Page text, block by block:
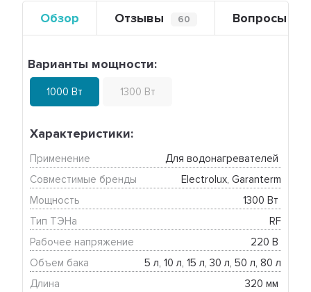
Обзор Отзывы 60 Вопросы
Варианты мощности:
1000 Вт 1300 Вт
Характеристики:
Применение
Для водонагревателей
Совместимые бренды
Electrolux, Garanterm
Мощность
1300 Вт
Тип ТЭНа
RF
Рабочее напряжение
220 В
Объем бака
5 л, 10 л, 15 л, 30 л, 50 л, 80 л
Длина
320 мм